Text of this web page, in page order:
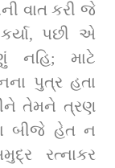
વાત કરી જે
પછી એ
નહિ; માટે
પુત્ર હતા
તેમને ત્રણ
બીજે હેત ન
રત્નાકર